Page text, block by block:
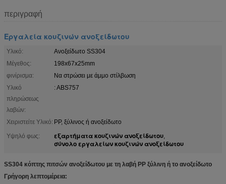
περιγραφή
Εργαλεία κουζινών ανοξείδωτου
Υλικό:
Ανοξείδωτο SS304
Μέγεθος:
198x67x25mm
φινίρισμα:
Να στρώσει με άμμο στίλβωση
Υλικό
πληρώσεως
λαβών:
: ABS757
Χειριστείτε Υλικό: PP, ξύλινος ή ανοξείδωτο
Υψηλό φως:
εξαρτήματα κουζινών ανοξείδωτου,
σύνολο εργαλείων κουζινών ανοξείδωτου
SS304 κόπτης πιτσών ανοξείδωτου με τη λαβή PP ξύλινη ή το ανοξείδωτο
Γρήγορη λεπτομέρεια: